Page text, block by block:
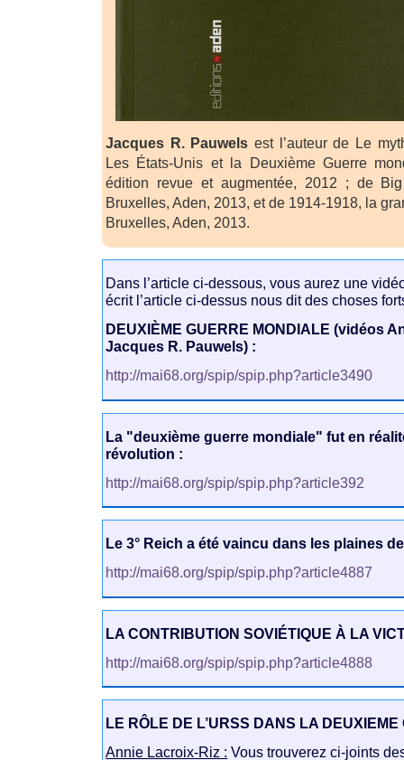
Jacques R. Pauwels est l’auteur de Le
Les États-Unis et la Deuxième Guerre
édition revue et augmentée, 2012 ; de
Bruxelles, Aden, 2013, et de 1914-1918, la
Bruxelles, Aden, 2013.
Dans l’article ci-dessous, vous aurez une
écrit l’article ci-dessus nous dit des choses
DEUXIÈME GUERRE MONDIALE (vidéos
Jacques R. Pauwels) :
http://mai68.org/spip/spip.php?article3490
La "deuxième guerre mondiale" fut en
révolution :
http://mai68.org/spip/spip.php?article392
Le 3° Reich a été vaincu dans les plaines
http://mai68.org/spip/spip.php?article4887
LA CONTRIBUTION SOVIÉTIQUE À LA
http://mai68.org/spip/spip.php?article4888
LE RÔLE DE L’URSS DANS LA
Annie Lacroix-Riz : Vous trouverez ci-joints